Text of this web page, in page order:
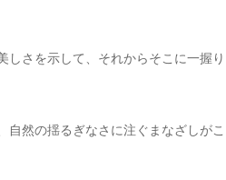
しさを示して、それからそこに一握り
自然の揺るぎなさに注ぐまなざしがこ